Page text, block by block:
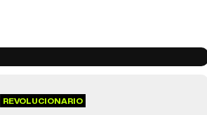
REVOLUCIONARIO